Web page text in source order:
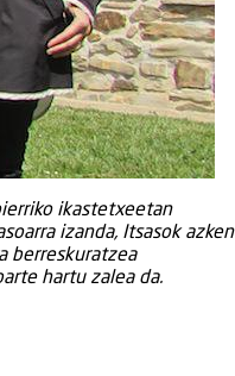
ikastetxeetan
izanda, Itsasok azken
berreskuratzea
hartu zalea da.